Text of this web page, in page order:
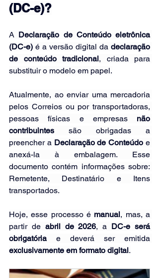
(DC-e)?
A Declaração de Conteúdo eletrônica
(DC-e) é a versão digital da declaração
de conteúdo tradicional, criada para
substituir o modelo em papel.
Atualmente, ao enviar uma mercadoria
pelos Correios ou por transportadoras,
pessoas físicas e empresas não
contribuintes são obrigadas a
preencher a Declaração de Conteúdo e
anexá-la à embalagem. Esse
documento contém informações sobre:
Remetente, Destinatário e Itens
transportados.
Hoje, esse processo é manual, mas, a
partir de abril de 2026, a DC-e será
obrigatória
exclusivamente em formato digital.